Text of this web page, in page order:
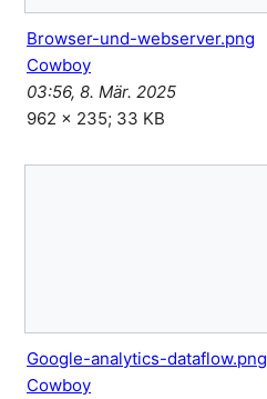
Browser-und-webserver.png
Cowboy
03:56, 8. Mär. 2025
962 × 235; 33 KB
Google-analytics-dataflow.png
Cowboy